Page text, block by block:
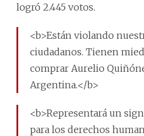
logró 2.445 votos.
<b>Están violando
ciudadanos. Tienen
comprar Aurelio
Argentina.</b>
<b>Representará un
para los derechos